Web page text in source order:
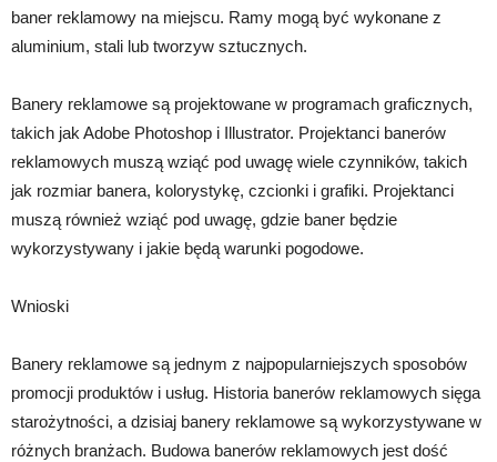
baner reklamowy na miejscu. Ramy mogą być wykonane z
aluminium, stali lub tworzyw sztucznych.
Banery reklamowe są projektowane w programach graficznych,
takich jak Adobe Photoshop i Illustrator. Projektanci banerów
reklamowych muszą wziąć pod uwagę wiele czynników, takich
jak rozmiar banera, kolorystykę, czcionki i grafiki. Projektanci
muszą również wziąć pod uwagę, gdzie baner będzie
wykorzystywany i jakie będą warunki pogodowe.
Wnioski
Banery reklamowe są jednym z najpopularniejszych sposobów
promocji produktów i usług. Historia banerów reklamowych sięga
starożytności, a dzisiaj banery reklamowe są wykorzystywane w
różnych branżach. Budowa banerów reklamowych jest dość